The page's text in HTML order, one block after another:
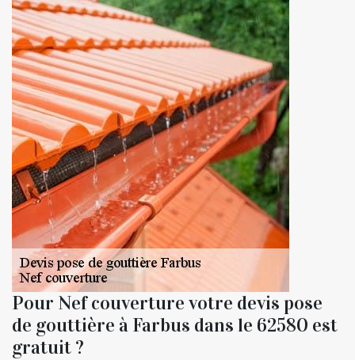
Pour Nef couverture votre devis pose
de gouttière à Farbus dans le 62580 est
gratuit ?